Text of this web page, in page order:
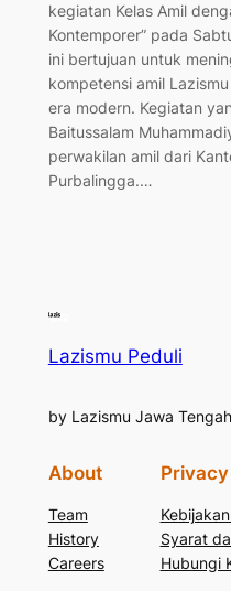
kegiatan Kelas Amil
Kontemporer” pada
ini bertujuan untuk
kompetensi amil
era modern. Kegiatan
Baitussalam
perwakilan amil dari
Purbalingga.…
Lazismu Peduli
by Lazismu Jawa Tengah
About
Team
History
Careers
Privacy
Syarat
Hubungi